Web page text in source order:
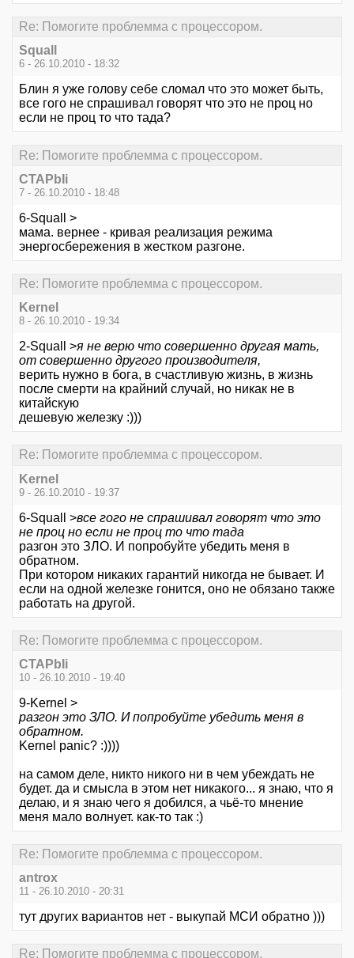
Re: Помогите проблемма с процессором.
Squall
6 - 26.10.2010 - 18:32
Блин я уже голову себе сломал что это может быть,
все гого не спрашивал говорят что это не проц но
если не проц то что тада?
Re: Помогите проблемма с процессором.
CTAPbIi
7 - 26.10.2010 - 18:48
6-Squall >
мама. вернее - кривая реализация режима
энергосбережения в жестком разгоне.
Re: Помогите проблемма с процессором.
Kernel
8 - 26.10.2010 - 19:34
2-Squall >я не верю что совершенно другая мать,
от совершенно другого производителя,
верить нужно в бога, в счастливую жизнь, в жизнь
после смерти на крайний случай, но никак не в
китайскую
дешевую железку :)))
Re: Помогите проблемма с процессором.
Kernel
9 - 26.10.2010 - 19:37
6-Squall >все гого не спрашивал говорят что это
не проц но если не проц то что тада
разгон это ЗЛО. И попробуйте убедить меня в
обратном.
При котором никаких гарантий никогда не бывает. И
если на одной железке гонится, оно не обязано также
работать на другой.
Re: Помогите проблемма с процессором.
CTAPbIi
10 - 26.10.2010 - 19:40
9-Kernel >
разгон это ЗЛО. И попробуйте убедить меня в
обратном.
Kernel panic? :))))
на самом деле, никто никого ни в чем убеждать не
будет. да и смысла в этом нет никакого... я знаю, что я
делаю, и я знаю чего я добился, а чьё-то мнение
меня мало волнует. как-то так :)
Re: Помогите проблемма с процессором.
antrox
11 - 26.10.2010 - 20:31
тут других вариантов нет - выкупай МСИ обратно )))
Re: Помогите проблемма с процессором.